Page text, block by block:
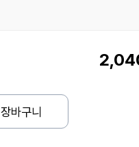
장바구니